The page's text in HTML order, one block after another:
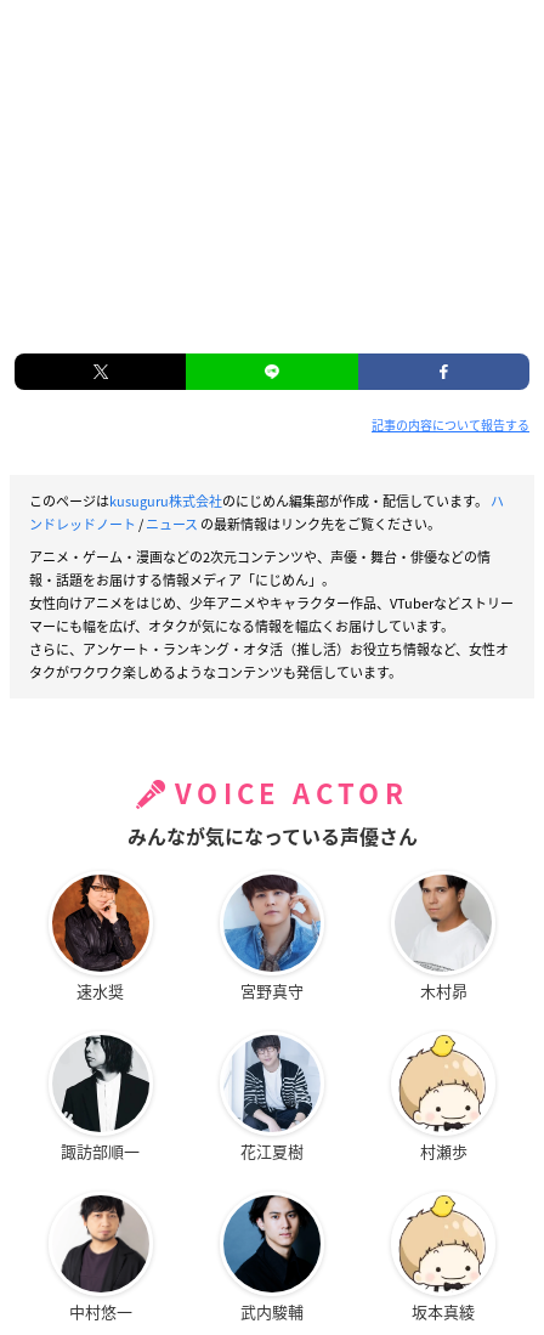
記事の内容について報告する
このページはkusuguru株式会社のにじめん編集部が作成・配信しています。 ハ
ンドレッドノート /ニュース の最新情報はリンク先をご覧ください。
アニメ・ゲーム・漫画などの2次元コンテンツや、声優・舞台・俳優などの情
報・話題をお届けする情報メディア「にじめん」。
女性向けアニメをはじめ、少年アニメやキャラクター作品、VTuberなどストリー
マーにも幅を広げ、オタクが気になる情報を幅広くお届けしています。
さらに、アンケート・ランキング・オタ活（推し活）お役立ち情報など、女性オ
タクがワクワク楽しめるようなコンテンツも発信しています。
VOICE ACTOR
みんなが気になっている声優さん
速水奨 宮野真守 木村昴
諏訪部順一 花江夏樹 村瀬歩
中村悠一 武内駿輔 坂本真綾